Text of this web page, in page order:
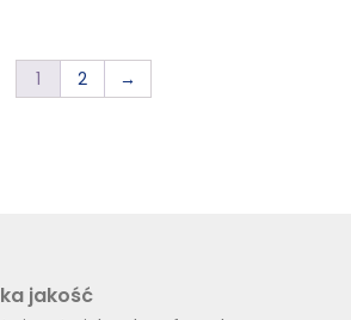
1 2 →
jakość